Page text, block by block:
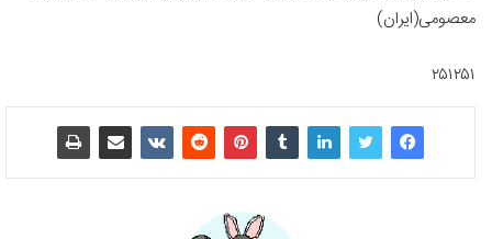
معصومی(ایران)
۲۵۱۲۵۱